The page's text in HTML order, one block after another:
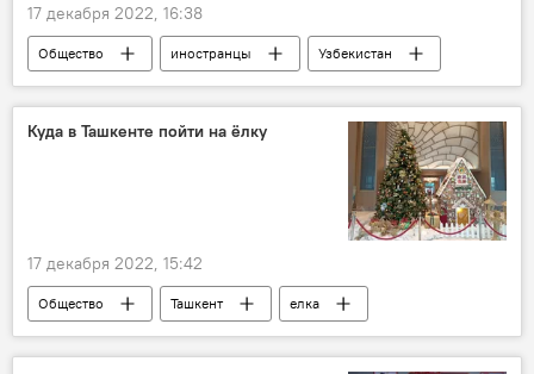
17 декабря 2022, 16:38
Общество иностранцы
Узбекистан
школа
дети
Куда в Ташкенте пойти на ёлку
17 декабря 2022, 15:42
Общество Ташкент
елка
Хокимият